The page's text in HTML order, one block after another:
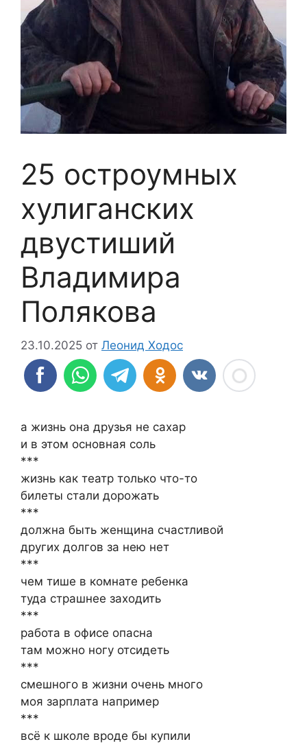
25 остроумных
хулиганских
двустиший
Владимира
Полякова
23.10.2025 от Леонид Ходос
а жизнь она друзья не сахар
и в этом основная соль
***
жизнь как театр только что-то
билеты стали дорожать
***
должна быть женщина счастливой
других долгов за нею нет
***
чем тише в комнате ребенка
туда страшнее заходить
***
работа в офисе опасна
там можно ногу отсидеть
***
смешного в жизни очень много
моя зарплата например
***
всё к школе вроде бы купили